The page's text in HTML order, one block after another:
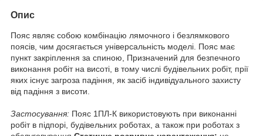
Опис
Пояс являє собою комбінацію лямочного і безлямкового
поясів, чим досягається універсальність моделі. Пояс має
пункт закріплення за спиною, Призначений для безпечного
виконання робіт на висоті, в тому числі будівельних робіт, прії
яких існує загроза падіння, як засіб індивідуального захисту
від падіння з висоти.
Застосування: Пояс 1ПЛ-К використовують при виконанні
робіт в підпорі, будівельних роботах, а також при роботах з